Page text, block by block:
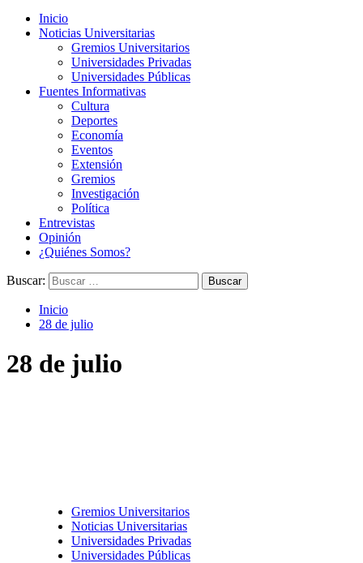
Inicio
Noticias Universitarias
Gremios Universitarios
Universidades Privadas
Universidades Públicas
Fuentes Informativas
Cultura
Deportes
Economía
Eventos
Extensión
Gremios
Investigación
Política
Entrevistas
Opinión
¿Quiénes Somos?
Buscar:
Inicio
28 de julio
28 de julio
Gremios Universitarios
Noticias Universitarias
Universidades Privadas
Universidades Públicas